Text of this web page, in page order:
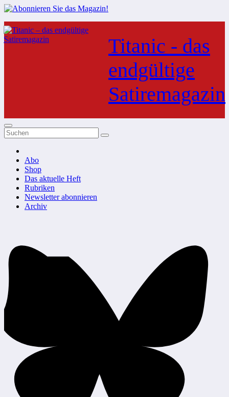
Zum
Inhalt
springen
Titanic - das
endgültige
Satiremagazin
Abo
Shop
Das aktuelle Heft
Rubriken
Newsletter abonnieren
Archiv